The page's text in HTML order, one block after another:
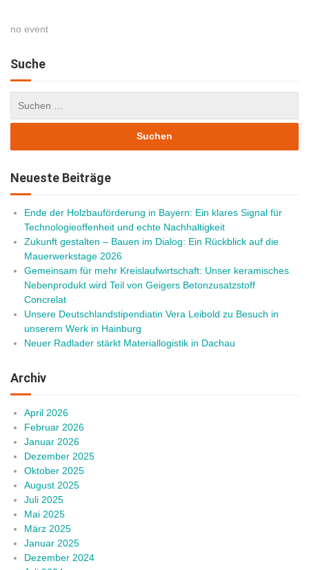
no event
Suche
Neueste Beiträge
Ende der Holzbauförderung in Bayern: Ein klares Signal für
Technologieoffenheit und echte Nachhaltigkeit
Zukunft gestalten – Bauen im Dialog: Ein Rückblick auf die
Mauerwerkstage 2026
Gemeinsam für mehr Kreislaufwirtschaft: Unser keramisches
Nebenprodukt wird Teil von Geigers Betonzusatzstoff
Concrelat
Unsere Deutschlandstipendiatin Vera Leibold zu Besuch in
unserem Werk in Hainburg
Neuer Radlader stärkt Materiallogistik in Dachau
Archiv
April 2026
Februar 2026
Januar 2026
Dezember 2025
Oktober 2025
August 2025
Juli 2025
Mai 2025
März 2025
Januar 2025
Dezember 2024